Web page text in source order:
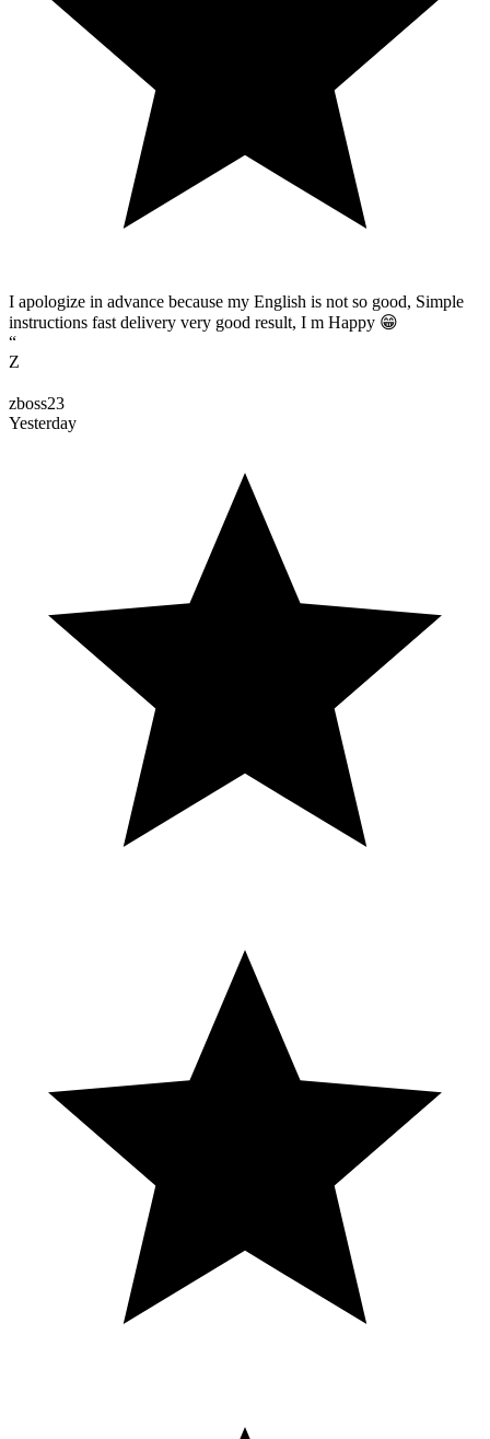
I apologize in advance because my English is not so good, Simple
instructions fast delivery very good result, I m Happy 😁
“
Z
zboss23
Yesterday